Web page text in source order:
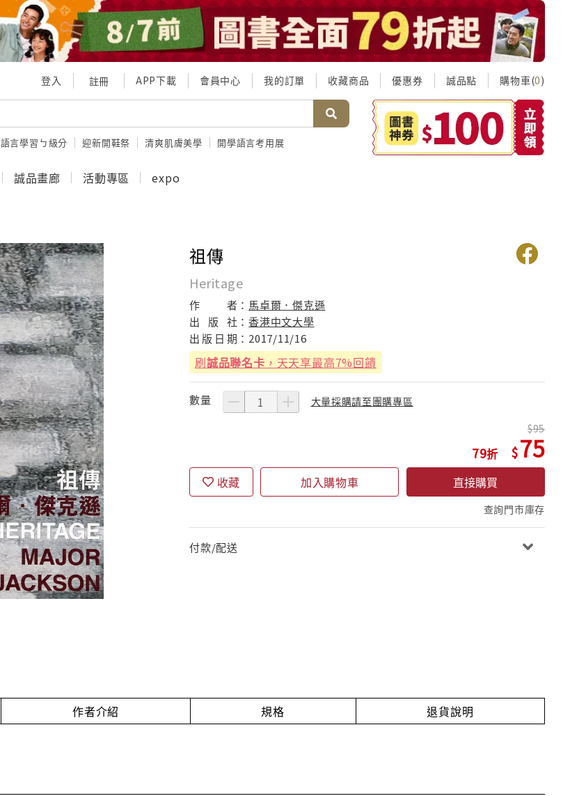
登入 註冊 APP下載 會員中心 我的訂單 收藏商品 優惠券 誠品點 購物車(0)
語言學習ㄅ級分 迎新開鞋祭 清爽肌膚美學 開學語言考用展
誠品畫廊 活動專區 expo
祖傳
Heritage
作 者： 馬卓爾．傑克遜
出
版 社：香港中文大學
出 版 日 期： 2017/11/16
刷誠品聯名卡 ，天天享最高7%回饋
數量 大量採購請至團購專區
79
95
75
收藏 加入購物車 直接購買
查詢門市庫存
付款/配送
作者介紹 規格 退貨說明